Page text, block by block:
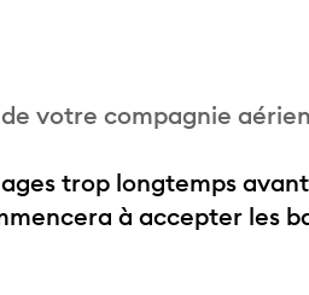
votre compagnie
trop longtemps
à accepter les